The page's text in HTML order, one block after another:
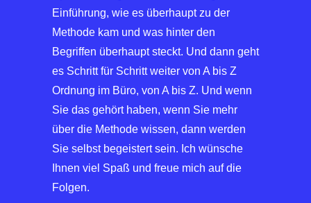
Einführung, wie es überhaupt zu der
Methode kam und was hinter den
Begriffen überhaupt steckt. Und dann geht
es Schritt für Schritt weiter von A bis Z
Ordnung im Büro, von A bis Z. Und wenn
Sie das gehört haben, wenn Sie mehr
über die Methode wissen, dann werden
Sie selbst begeistert sein. Ich wünsche
Ihnen viel Spaß und freue mich auf die
Folgen.